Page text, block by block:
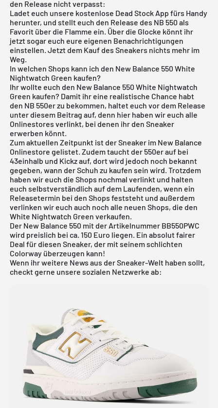
den Release nicht verpasst:
Ladet euch unsere kostenlose Dead Stock App fürs Handy
herunter, und stellt euch den Release des NB 550 als
Favorit über die Flamme ein. Über die Glocke könnt ihr
jetzt sogar euch eure eigenen Benachrichtigungen
einstellen. Jetzt dem Kauf des Sneakers nichts mehr im
Weg.
In welchen Shops kann ich den New Balance 550 White
Nightwatch Green kaufen?
Ihr wollte euch den New Balance 550 White Nightwatch
Green kaufen? Damit ihr eine realistische Chance habt
den NB 550er zu bekommen, haltet euch vor dem Release
unter diesem Beitrag auf, denn hier haben wir euch alle
Onlinestores verlinkt, bei denen ihr den Sneaker
erwerben könnt.
Zum aktuellen Zeitpunkt ist der Sneaker im New Balance
Onlinestore gelistet. Zudem taucht der 550er auf bei
43einhalb und Kickz auf, dort wird jedoch noch bekannt
gegeben, wann der Schuh zu kaufen sein wird. Trotzdem
haben wir euch die Shops nochmal verlinkt und halten
euch selbstverständlich auf dem Laufenden, wenn ein
Releasetermin bei den Shops feststeht und außerdem
verlinken wir euch auch noch alle neuen Shops, die den
White Nightwatch Green verkaufen.
Der New Balance 550 mit der Artikelnummer BB550PWC
wird preislich bei ca. 150 Euro liegen. Ein absolut fairer
Deal für diesen Sneaker, der mit seinem schlichten
Colorway überzeugen kann!
Wenn ihr weitere News aus der Sneaker-Welt haben sollt,
checkt gerne unsere sozialen Netzwerke ab: